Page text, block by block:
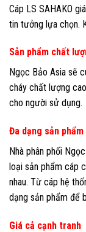
Cáp LS SAHAKO
tin tưởng lựa chọn.
Sản phẩm chất
Ngọc Bảo Asia sẽ
cháy chất lượng
cho người sử dụng.
Đa dạng sản phẩm
Nhà phân phối
loại sản phẩm cáp
nhau. Từ cáp hệ
dạng sản phẩm để
Giá cả cạnh tranh